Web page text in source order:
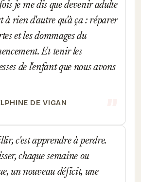
je me dis que devenir adulte
à rien d'autre qu'à ça : réparer
et les dommages du
Et tenir les
de l'enfant que nous avons
DE VIGAN
c'est apprendre à perdre.
chaque semaine ou
un nouveau déficit, une